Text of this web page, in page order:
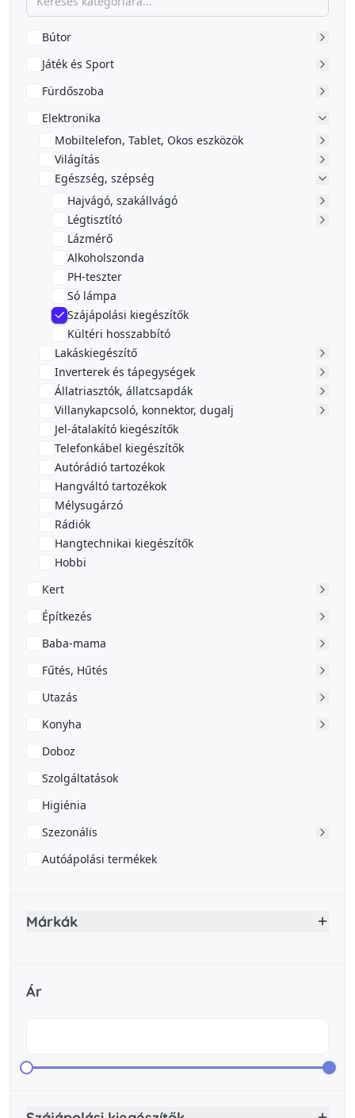
Bútor
Játék és Sport
Fürdőszoba
Elektronika
Mobiltelefon, Tablet, Okos eszközök
Világítás
Egészség, szépség
Hajvágó, szakállvágó
Légtisztító
Lázmérő
Alkoholszonda
PH-teszter
Só lámpa
Szájápolási kiegészítők
Kültéri hosszabbító
Lakáskiegészítő
Inverterek és tápegységek
Állatriasztók, állatcsapdák
Villanykapcsoló, konnektor, dugalj
Jel-átalakító kiegészítők
Telefonkábel kiegészítők
Autórádió tartozékok
Hangváltó tartozékok
Mélysugárzó
Rádiók
Hangtechnikai kiegészítők
Hobbi
Kert
Építkezés
Baba-mama
Fűtés, Hűtés
Utazás
Konyha
Doboz
Szolgáltatások
Higiénia
Szezonális
Autóápolási termékek
Márkák
Ár